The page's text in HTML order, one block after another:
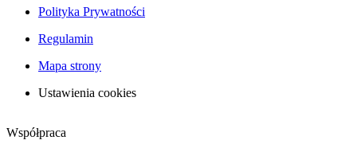
Polityka Prywatności
Regulamin
Mapa strony
Ustawienia cookies
Współpraca